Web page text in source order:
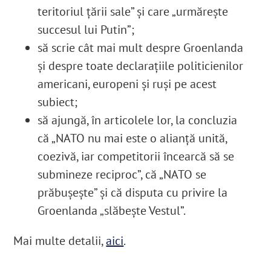
teritoriul ţării sale” şi care „urmăreşte
succesul lui Putin”;
să scrie cât mai mult despre Groenlanda
şi despre toate declaraţiile politicienilor
americani, europeni şi ruşi pe acest
subiect;
să ajungă, în articolele lor, la concluzia
că „NATO nu mai este o alianţă unită,
coezivă, iar competitorii încearcă să se
submineze reciproc”, că „NATO se
prăbuşeşte” şi că disputa cu privire la
Groenlanda „slăbeşte Vestul”.
Mai multe detalii,aici.